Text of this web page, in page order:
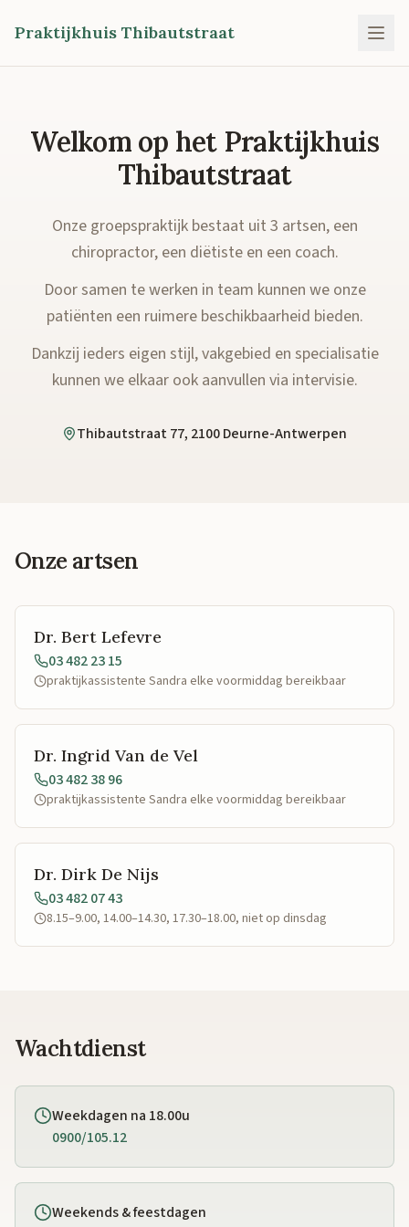
Praktijkhuis Thibautstraat
Welkom op het Praktijkhuis
Thibautstraat
Onze groepspraktijk bestaat uit 3 artsen, een
chiropractor, een diëtiste en een coach.
Door samen te werken in team kunnen we onze
patiënten een ruimere beschikbaarheid bieden.
Dankzij ieders eigen stijl, vakgebied en specialisatie
kunnen we elkaar ook aanvullen via intervisie.
Thibautstraat 77, 2100 Deurne-Antwerpen
Onze artsen
Dr. Bert Lefevre
03 482 23 15
praktijkassistente Sandra elke voormiddag bereikbaar
Dr. Ingrid Van de Vel
03 482 38 96
praktijkassistente Sandra elke voormiddag bereikbaar
Dr. Dirk De Nijs
03 482 07 43
8.15–9.00, 14.00–14.30, 17.30–18.00, niet op dinsdag
Wachtdienst
Weekdagen na 18.00u
0900/105.12
Weekends & feestdagen